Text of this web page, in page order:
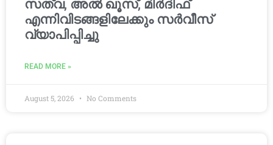
സത്വ, അൽ ഖൂസ്, മിർദിഫ്
എന്നിവിടങ്ങളിലേക്കും സർവീസ്
വ്യാപിപ്പിച്ചു
READ MORE »
August 5, 2026 No Comments